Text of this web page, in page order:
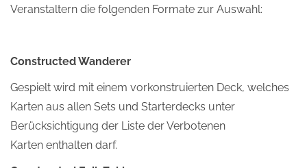
Veranstaltern die folgenden Formate zur Auswahl:
Constructed Wanderer
Gespielt wird mit einem vorkonstruierten Deck, welches
Karten aus allen Sets und Starterdecks unter
Berücksichtigung der Liste der Verbotenen
Karten enthalten darf.